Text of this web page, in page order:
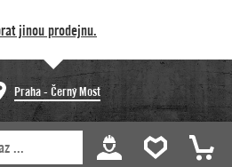
jinou prodejnu.
Praha - Černý Most